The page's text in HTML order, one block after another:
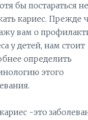
бы постараться не
кариес. Прежде
вам о
у детей, нам стоит
определить
этого
-это